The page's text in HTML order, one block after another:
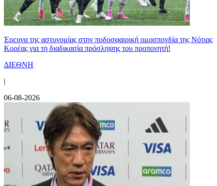
Έρευνα της αστυνομίας στην ποδοσφαιρική ομοσπονδία της Νότιας
Κορέας για τη διαδικασία πρόσληψης του προπονητή!
ΔΙΕΘΝΗ
|
06-08-2026